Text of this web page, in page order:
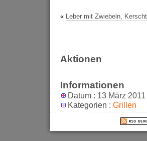
« Leber mit Zwiebeln,
Aktionen
Informationen
Datum : 13 März 2011
Kategorien : Grillen